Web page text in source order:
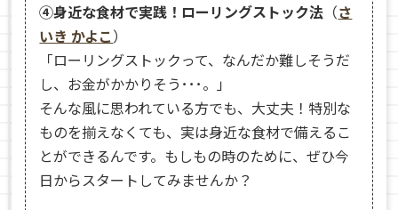
④身近な食材で実践！ローリングストック法 （さ
いき かよこ）
「ローリングストックって、なんだか難しそうだ
し、お金がかかりそう･･･。」
そんな風に思われている方でも、大丈夫！特別な
ものを揃えなくても、実は身近な食材で備えるこ
とができるんです。もしもの時のために、ぜひ今
日からスタートしてみませんか？